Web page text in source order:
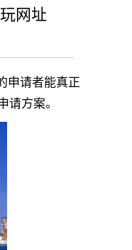
网址
申请者能真正
方案。